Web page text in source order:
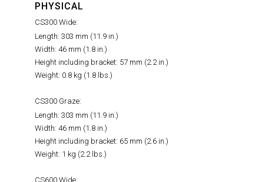
PHYSICAL
CS300 Wide:
Length: 303 mm (11.9 in.)
Width: 46 mm (1.8 in.)
Height including bracket: 57 mm (2.2 in.)
Weight: 0.8 kg (1.8 lbs.)
CS300 Graze:
Length: 303 mm (11.9 in.)
Width: 46 mm (1.8 in.)
Height including bracket: 65 mm (2.6 in.)
Weight: 1 kg (2.2 lbs.)
CS600 Wide: